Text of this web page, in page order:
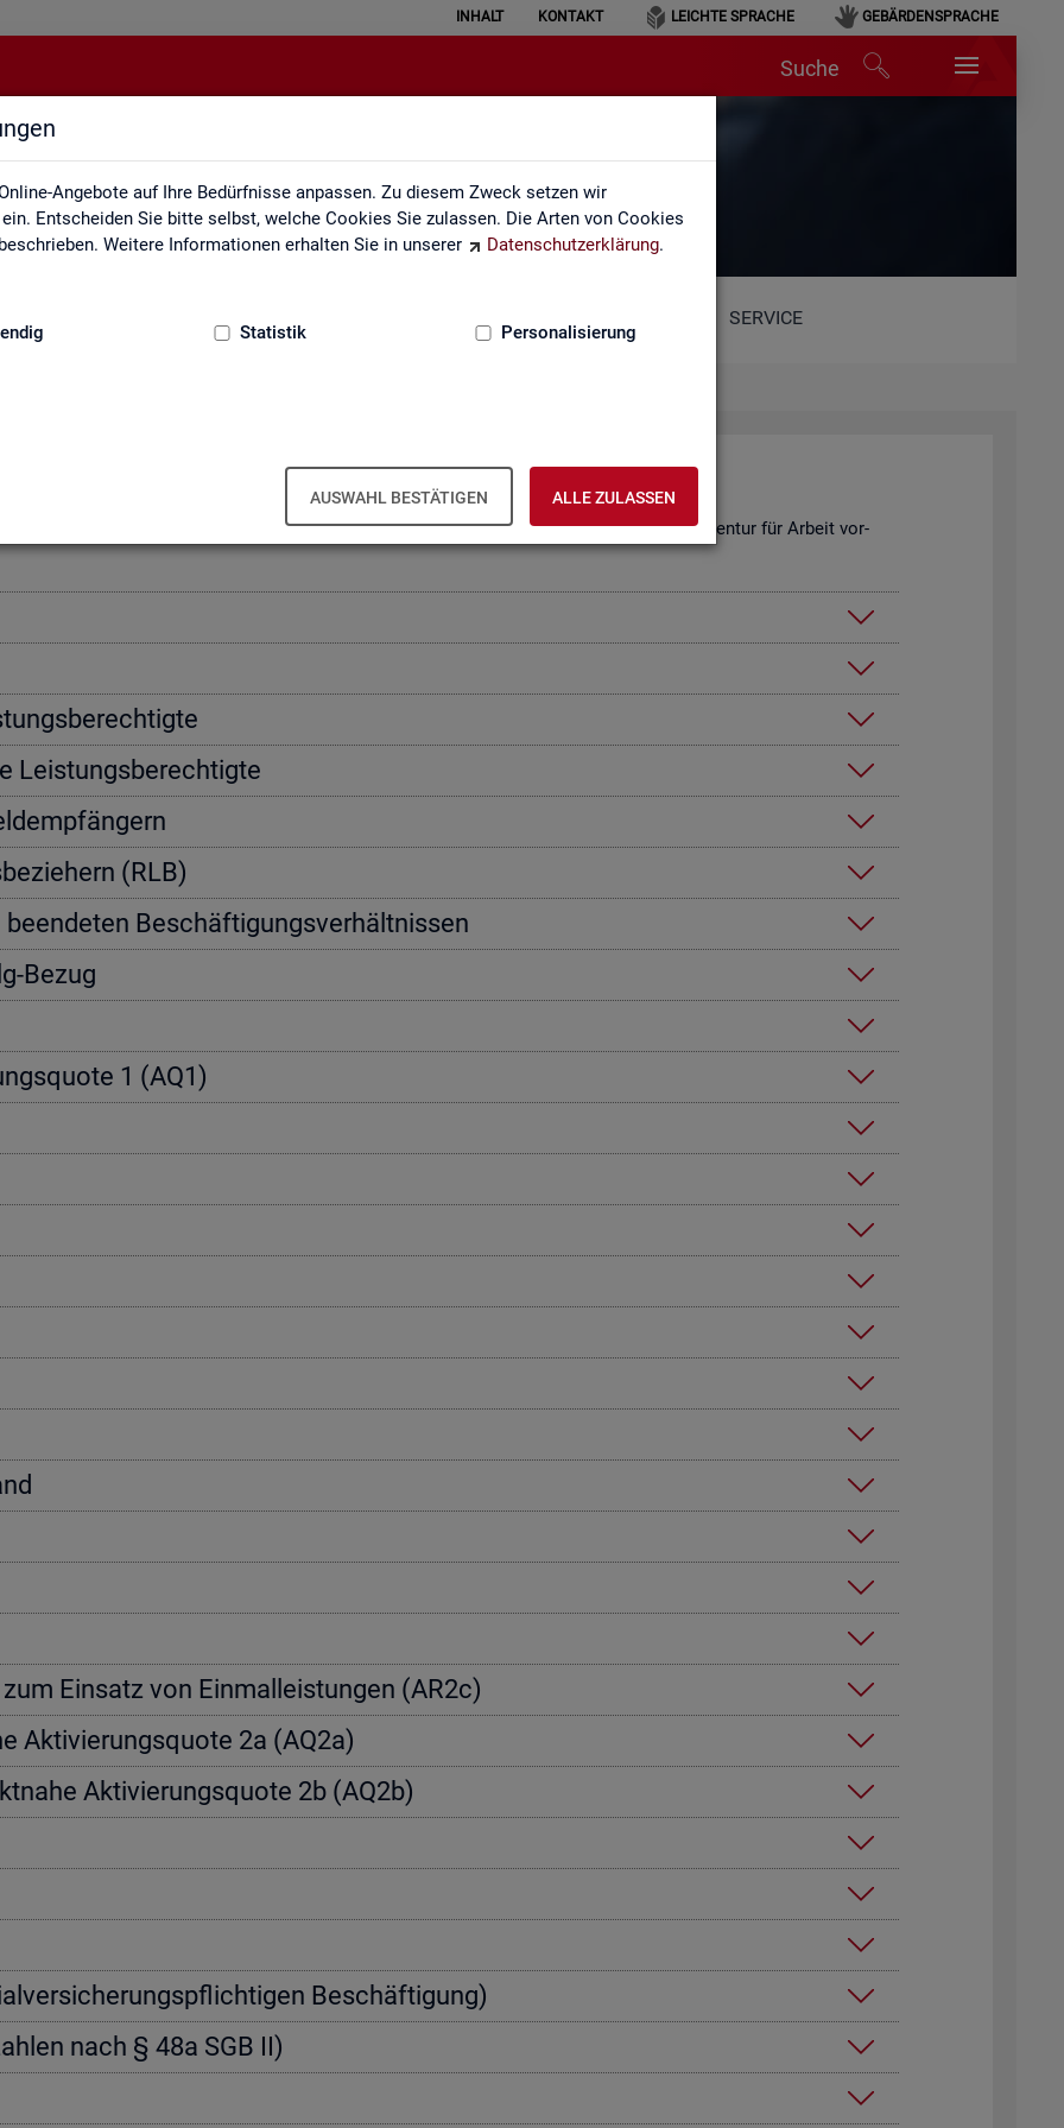
Angebote auf Ihre Bedürfnisse anpassen. Zu diesem Zweck setzen wir
Entscheiden Sie bitte selbst, welche Cookies Sie zulassen. Die Arten von Cookies
Weitere Informationen erhalten Sie in unserer
Datenschutzerklärung.
Statistik Personalisierung
AUSWAHL BESTÄTIGEN ALLE ZULASSEN
INHALT KONTAKT LEICHTE SPRACHE GEBÄRDENSPRACHE
Suche
Kennzahlensteckbriefe
SERVICE
Kenn­zah­len­steck­brie­fe
Be­rech­nung und Da­ten­quel­len der Kenn­zah­len, die in der Sta­tis­tik der Bun­des­agen­tur für Ar­beit vor­
Leis­tungs­be­rech­tig­te
(RLB)
Be­schäf­ti­gungs­ver­hält­nis­sen
Bezug
1 (AQ1)
Ein­satz von Einmal­leis­tun­gen (AR2c)
Ak­ti­vie­rungs­quo­te 2a (AQ2a)
Ak­ti­vie­rungs­quo­te 2b (AQ2b)
Be­schäf­ti­gung)
nach § 48a SGB II)